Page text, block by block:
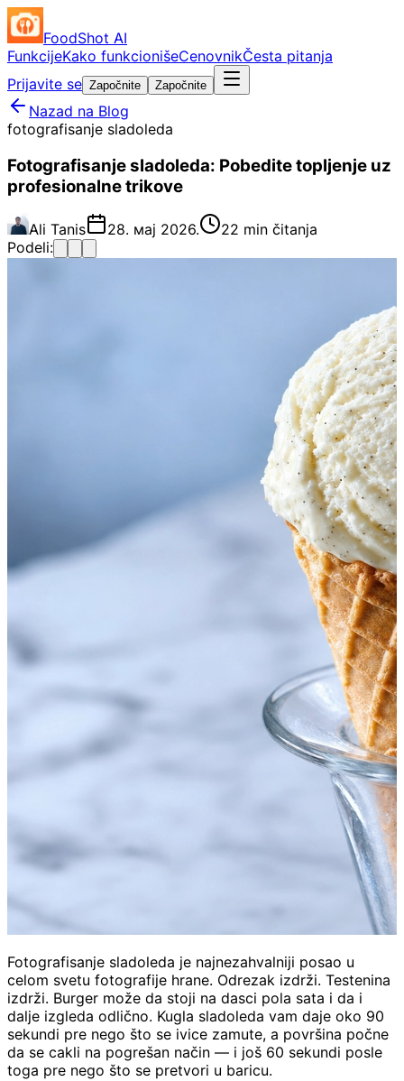
FoodShot AI
FunkcijeKako funkcionišeCenovnikČesta pitanja
Prijavite se Započnite Započnite
Nazad na Blog
fotografisanje sladoleda
Fotografisanje sladoleda: Pobedite topljenje uz
profesionalne trikove
Ali Tanis 28. мај 2026.
22 min čitanja
Podeli:
Fotografisanje sladoleda je najnezahvalniji posao u
celom svetu fotografije hrane. Odrezak izdrži. Testenina
izdrži. Burger može da stoji na dasci pola sata i da i
dalje izgleda odlično. Kugla sladoleda vam daje oko 90
sekundi pre nego što se ivice zamute, a površina počne
da se cakli na pogrešan način — i još 60 sekundi posle
toga pre nego što se pretvori u baricu.